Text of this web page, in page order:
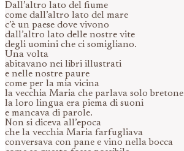
Dall’altro lato del fiume
come dall’altro lato del mare
c’è un paese dove vivono
dall’altro lato delle nostre vite
degli uomini che ci somigliano.
Una volta
abitavano nei libri illustrati
e nelle nostre paure
come per la mia vicina
la vecchia Maria che parlava solo bretone
la loro lingua era piema di suoni
e mancava di parole.
Non si diceva all’epoca
che la vecchia Maria farfugliava
conversava con pane e vino nella bocca